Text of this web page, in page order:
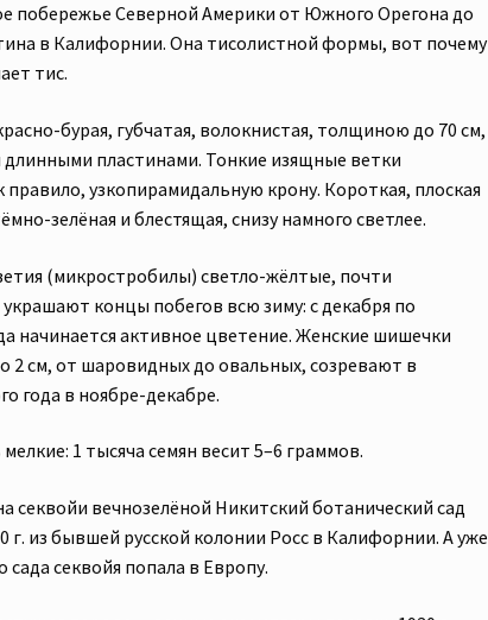
побережье Северной Америки от Южного Орегона до
в Калифорнии. Она тисолистной формы, вот почему
тис.
бурая, губчатая, волокнистая, толщиною до 70 см,
длинными пластинами. Тонкие изящные ветки
правило, узкопирамидальную крону. Короткая, плоская
зелёная и блестящая, снизу намного светлее.
(микростробилы) светло-жёлтые, почти
концы побегов всю зиму: с декабря по
начинается активное цветение. Женские шишечки
2 см, от шаровидных до овальных, созревают в
года в ноябре-декабре.
1 тысяча семян весит 5–6 граммов.
секвойи вечнозелёной Никитский ботанический сад
г. из бывшей русской колонии Росс в Калифорнии. А уже
сада секвойя попала в Европу.